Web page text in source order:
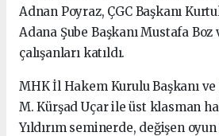
Adnan Poyraz, ÇGC Başkanı
Adana Şube Başkanı Mustafa
çalışanları katıldı.
MHK İl Hakem Kurulu Başkanı
M. Kürşad Uçar ile üst klasman
Yıldırım seminerde, değişen